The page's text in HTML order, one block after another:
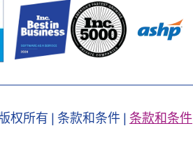
权所有 | 条款和条件 | 条款和条件